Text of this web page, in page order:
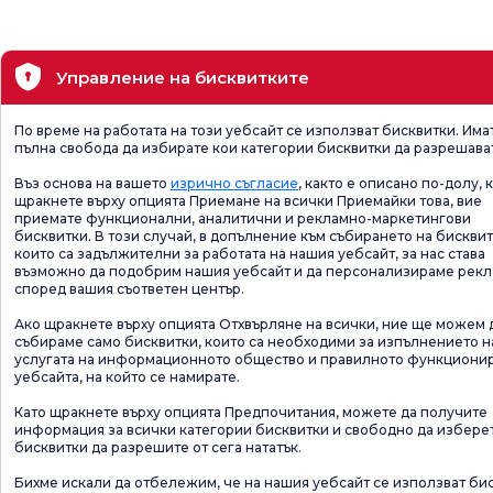
Управление на бисквитките
По време на работата на този уебсайт се използват бисквитки.
пълна свобода да избирате кои категории бисквитки да
Въз основа на вашето изрично съгласие, както е описано по-долу,
щракнете върху опцията Приемане на всички Приемайки това, вие
приемате функционални, аналитични и рекламно-маркетингови
бисквитки. В този случай, в допълнение към събирането на
които са задължителни за работата на нашия уебсайт, за нас става
възможно да подобрим нашия уебсайт и да персонализираме
според вашия съответен център.
Ако щракнете върху опцията Отхвърляне на всички, ние ще можем
събираме само бисквитки, които са необходими за изпълнението
услугата на информационното общество и правилното
уебсайта, на който се намирате.
Като щракнете върху опцията Предпочитания, можете да получите
информация за всички категории бисквитки и свободно да
бисквитки да разрешите от сега нататък.
Бихме искали да отбележим, че на нашия уебсайт се използват